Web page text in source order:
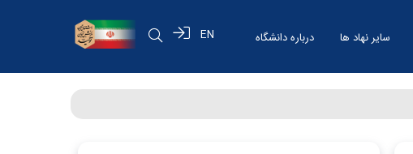
سایر نهاد ها درباره دانشگاه EN